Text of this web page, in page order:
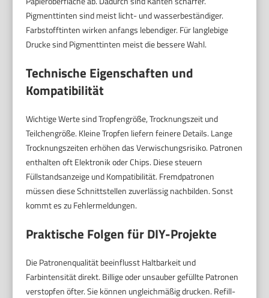
Pigmenttinten sind meist licht- und wasserbeständiger.
Farbstofftinten wirken anfangs lebendiger. Für langlebige
Drucke sind Pigmenttinten meist die bessere Wahl.
Technische Eigenschaften und
Kompatibilität
Wichtige Werte sind Tropfengröße, Trocknungszeit und
Teilchengröße. Kleine Tropfen liefern feinere Details. Lange
Trocknungszeiten erhöhen das Verwischungsrisiko. Patronen
enthalten oft Elektronik oder Chips. Diese steuern
Füllstandsanzeige und Kompatibilität. Fremdpatronen
müssen diese Schnittstellen zuverlässig nachbilden. Sonst
kommt es zu Fehlermeldungen.
Praktische Folgen für DIY-Projekte
Die Patronenqualität beeinflusst Haltbarkeit und
Farbintensität direkt. Billige oder unsauber gefüllte Patronen
verstopfen öfter. Sie können ungleichmäßig drucken. Refill-